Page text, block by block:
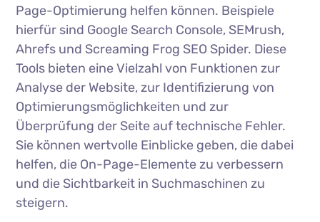
Page-Optimierung helfen können. Beispiele
hierfür sind Google Search Console, SEMrush,
Ahrefs und Screaming Frog SEO Spider. Diese
Tools bieten eine Vielzahl von Funktionen zur
Analyse der Website, zur Identifizierung von
Optimierungsmöglichkeiten und zur
Überprüfung der Seite auf technische Fehler.
Sie können wertvolle Einblicke geben, die dabei
helfen, die On-Page-Elemente zu verbessern
und die Sichtbarkeit in Suchmaschinen zu
steigern.